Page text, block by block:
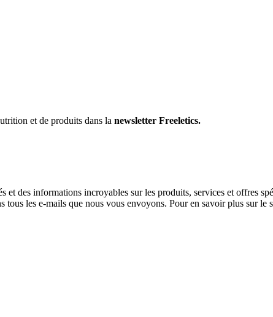
et de produits dans la newsletter Freeletics.
et des informations incroyables sur les produits, services et offres
les e-mails que nous vous envoyons. Pour en savoir plus sur le